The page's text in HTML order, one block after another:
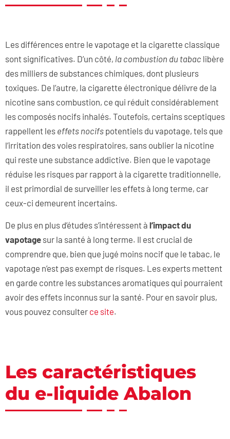
Les différences entre le vapotage et la cigarette classique
sont significatives. D’un côté, la combustion du tabac libère
des milliers de substances chimiques, dont plusieurs
toxiques. De l’autre, la cigarette électronique délivre de la
nicotine sans combustion, ce qui réduit considérablement
les composés nocifs inhalés. Toutefois, certains sceptiques
rappellent les effets nocifs potentiels du vapotage, tels que
l’irritation des voies respiratoires, sans oublier la nicotine
qui reste une substance addictive. Bien que le vapotage
réduise les risques par rapport à la cigarette traditionnelle,
il est primordial de surveiller les effets à long terme, car
ceux-ci demeurent incertains.
De plus en plus d’études s’intéressent à l’impact du
vapotage sur la santé à long terme. Il est crucial de
comprendre que, bien que jugé moins nocif que le tabac, le
vapotage n’est pas exempt de risques. Les experts mettent
en garde contre les substances aromatiques qui pourraient
avoir des effets inconnus sur la santé. Pour en savoir plus,
vous pouvez consulter ce site.
Les caractéristiques
du e-liquide Abalon